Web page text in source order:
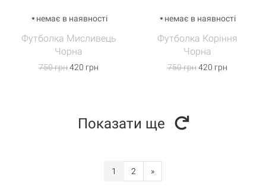
немає в наявності
Футболка Мисливець
Чорна
750 грн420 грн
немає в наявності
Футболка Коріння
Чорна
750 грн420 грн
Показати ще
1 2 »